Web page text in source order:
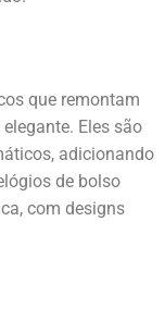
que remontam
Eles são
adicionando
de bolso
com designs